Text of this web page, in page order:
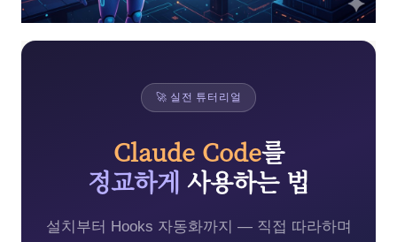
🚀 실전 튜터리얼
Claude Code를
정교하게 사용하는 법
설치부터 Hooks 자동화까지 — 직접 따라하며